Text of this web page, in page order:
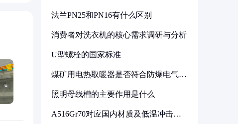
法兰PN25和PN16有什么区别
消费者对洗衣机的核心需求调研与分析
U型螺栓的国家标准
煤矿用电热取暖器是否符合防爆电气设
照明母线槽的主要作用是什么
A516Gr70对应国内材质及低温冲击要